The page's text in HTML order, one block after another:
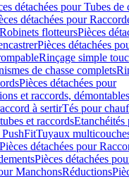
détachées pour Tubes
détachées pour
Robinets flotteursPièces
Pièces détachées
Rinçage simple
de chasse complets
Pièces détachées pour
et raccords, démontables
à sertirTés pour
et raccordsEtanchéités
Tuyaux
Pièces détachées pour
Pièces détachées
ManchonsRéductions